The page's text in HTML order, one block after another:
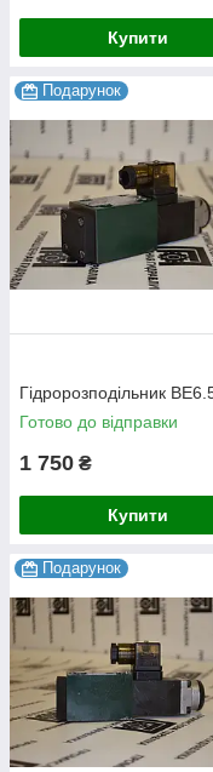
Купити
Подарунок
Гідророзподільник
Готово до відправки
1 750 ₴
Купити
Подарунок